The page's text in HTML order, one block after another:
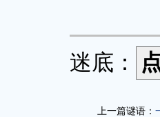
迷底：
上一篇谜语：